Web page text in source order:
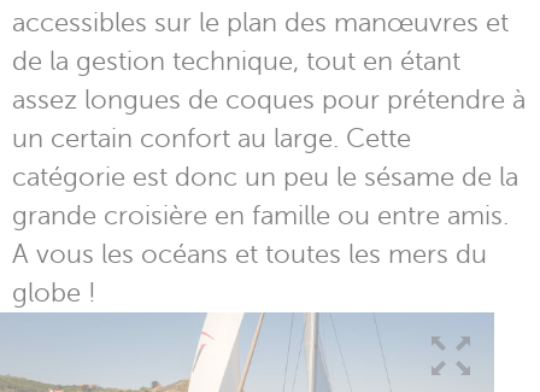
accessibles sur le plan des manœuvres et
de la gestion technique, tout en étant
assez longues de coques pour prétendre à
un certain confort au large. Cette
catégorie est donc un peu le sésame de la
grande croisière en famille ou entre amis.
A vous les océans et toutes les mers du
globe !